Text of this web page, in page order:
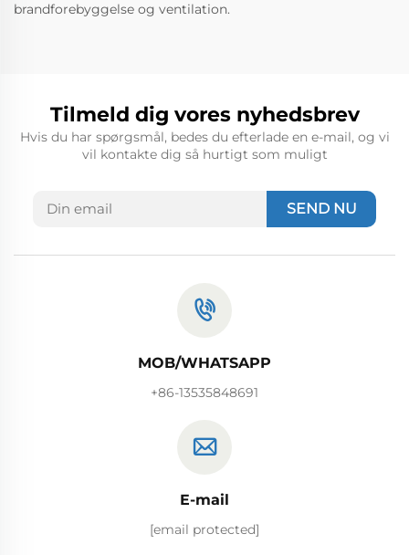
brandforebyggelse og ventilation.
Tilmeld dig vores nyhedsbrev
Hvis du har spørgsmål, bedes du efterlade en e-mail, og vi
vil kontakte dig så hurtigt som muligt
SEND NU
MOB/WHATSAPP
+86-13535848691
E-mail
[email protected]